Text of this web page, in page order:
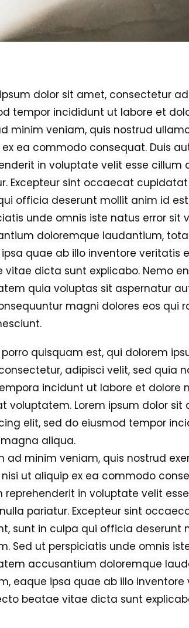
dolor sit amet, consectetur
tempor incididunt ut labore et
minim veniam, quis nostrud
ea commodo consequat. Duis
in voluptate velit esse cillum
Excepteur sint occaecat
officia deserunt mollit anim id
unde omnis iste natus error sit
doloremque laudantium,
quae ab illo inventore veritatis
vitae dicta sunt explicabo. Nemo
quia voluptas sit aspernatur
magni dolores eos qui
quisquam est, qui dolorem
adipisci velit, sed quia
incidunt ut labore et dolore
voluptatem. Lorem ipsum dolor sit
elit, sed do eiusmod tempor
aliqua.
ad minim veniam, quis nostrud
ut aliquip ex ea commodo
reprehenderit in voluptate velit
pariatur. Excepteur sint
sunt in culpa qui officia deserunt
Sed ut perspiciatis unde omnis
accusantium doloremque
eaque ipsa quae ab illo
beatae vitae dicta sunt